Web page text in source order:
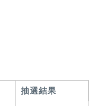
抽選結果